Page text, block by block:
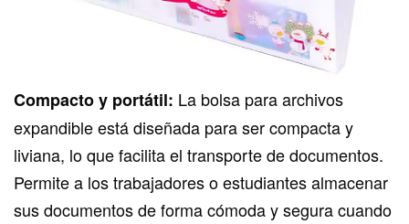
Compacto y portátil: La bolsa para archivos
expandible está diseñada para ser compacta y
liviana, lo que facilita el transporte de documentos.
Permite a los trabajadores o estudiantes almacenar
sus documentos de forma cómoda y segura cuando